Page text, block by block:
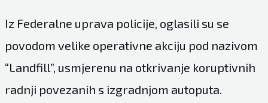
Iz Federalne uprava policije, oglasili su se
povodom velike operativne akciju pod nazivom
“Landfill”, usmjerenu na otkrivanje koruptivnih
radnji povezanih s izgradnjom autoputa.